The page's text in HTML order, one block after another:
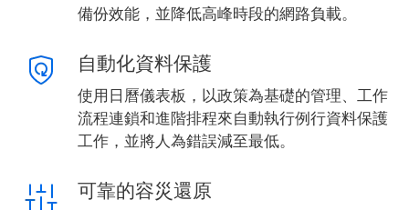
備份效能，並降低高峰時段的網路負載。
自動化資料保護
使用日曆儀表板，以政策為基礎的管理、工作
流程連鎖和進階排程來自動執行例行資料保護
工作，並將人為錯誤減至最低。
可靠的容災還原